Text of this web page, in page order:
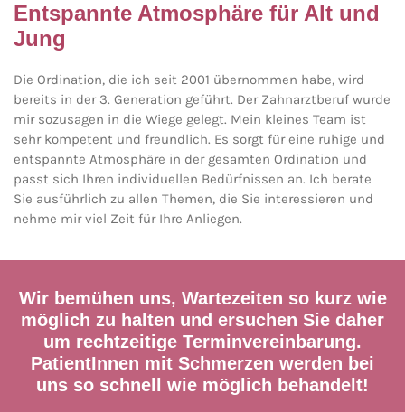
Entspannte Atmosphäre für Alt und
Jung
Die Ordination, die ich seit 2001 übernommen habe, wird
bereits in der 3. Generation geführt. Der Zahnarztberuf wurde
mir sozusagen in die Wiege gelegt. Mein kleines Team ist
sehr kompetent und freundlich. Es sorgt für eine ruhige und
entspannte Atmosphäre in der gesamten Ordination und
passt sich Ihren individuellen Bedürfnissen an. Ich berate
Sie ausführlich zu allen Themen, die Sie interessieren und
nehme mir viel Zeit für Ihre Anliegen.
Wir bemühen uns, Wartezeiten so kurz wie
möglich zu halten und ersuchen Sie daher
um rechtzeitige Terminvereinbarung.
PatientInnen mit Schmerzen werden bei
uns so schnell wie möglich behandelt!